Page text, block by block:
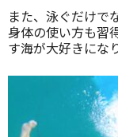
また、泳ぐだけで
身体の使い方も習
す海が大好きにな